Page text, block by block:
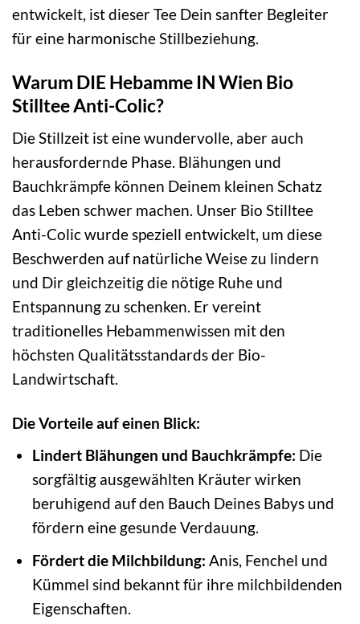
entwickelt, ist dieser Tee Dein sanfter Begleiter
für eine harmonische Stillbeziehung.
Warum DIE Hebamme IN Wien Bio
Stilltee Anti-Colic?
Die Stillzeit ist eine wundervolle, aber auch
herausfordernde Phase. Blähungen und
Bauchkrämpfe können Deinem kleinen Schatz
das Leben schwer machen. Unser Bio Stilltee
Anti-Colic wurde speziell entwickelt, um diese
Beschwerden auf natürliche Weise zu lindern
und Dir gleichzeitig die nötige Ruhe und
Entspannung zu schenken. Er vereint
traditionelles Hebammenwissen mit den
höchsten Qualitätsstandards der Bio-
Landwirtschaft.
Die Vorteile auf einen Blick:
Lindert Blähungen und Bauchkrämpfe: Die
sorgfältig ausgewählten Kräuter wirken
beruhigend auf den Bauch Deines Babys und
fördern eine gesunde Verdauung.
Fördert die Milchbildung: Anis, Fenchel und
Kümmel sind bekannt für ihre milchbildenden
Eigenschaften.